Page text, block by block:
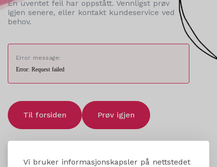
Vi bruker informasjonskapsler på nettstedet
En uventet feil har oppstått. Vennligst prøv
igjen senere, eller kontakt kundeservice ved
behov.
Error message:
Error: Request failed
Til forsiden Prøv igjen